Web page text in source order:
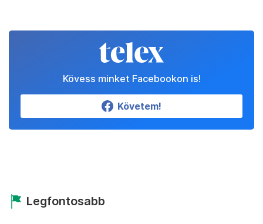
Kövess minket Facebookon is!
Követem!
Legfontosabb